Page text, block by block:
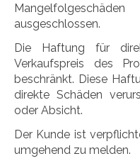
ausgeschlossen.
Die Haftung für
Verkaufspreis des
beschränkt. Diese
direkte Schäden
oder Absicht.
Der Kunde ist
umgehend zu melden.